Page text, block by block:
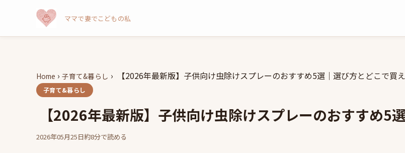
ママで妻でこどもの私
Home › 子育て&暮らし › 【2026年最新版】子供向け虫除けスプレーのおすすめ5選｜選び方とどこで買
子育て&暮らし
【2026年最新版】子供向け虫除けスプレーのおすすめ5
2026年05月25日約8分で読める